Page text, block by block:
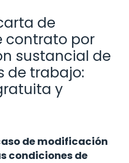
de
contrato por
sustancial de
de trabajo:
y
de modificación
condiciones de